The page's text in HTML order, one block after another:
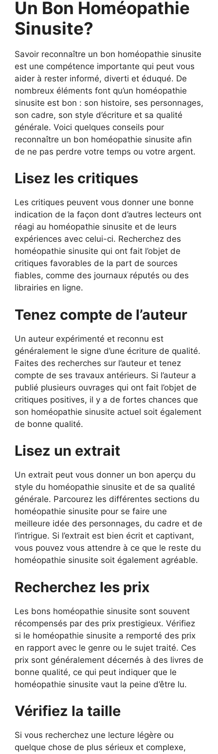
Un Bon Homéopathie
Sinusite?
Savoir reconnaître un bon homéopathie sinusite
est une compétence importante qui peut vous
aider à rester informé, diverti et éduqué. De
nombreux éléments font qu’un homéopathie
sinusite est bon : son histoire, ses personnages,
son cadre, son style d’écriture et sa qualité
générale. Voici quelques conseils pour
reconnaître un bon homéopathie sinusite afin
de ne pas perdre votre temps ou votre argent.
Lisez les critiques
Les critiques peuvent vous donner une bonne
indication de la façon dont d’autres lecteurs ont
réagi au homéopathie sinusite et de leurs
expériences avec celui-ci. Recherchez des
homéopathie sinusite qui ont fait l’objet de
critiques favorables de la part de sources
fiables, comme des journaux réputés ou des
librairies en ligne.
Tenez compte de l’auteur
Un auteur expérimenté et reconnu est
généralement le signe d’une écriture de qualité.
Faites des recherches sur l’auteur et tenez
compte de ses travaux antérieurs. Si l’auteur a
publié plusieurs ouvrages qui ont fait l’objet de
critiques positives, il y a de fortes chances que
son homéopathie sinusite actuel soit également
de bonne qualité.
Lisez un extrait
Un extrait peut vous donner un bon aperçu du
style du homéopathie sinusite et de sa qualité
générale. Parcourez les différentes sections du
homéopathie sinusite pour se faire une
meilleure idée des personnages, du cadre et de
l’intrigue. Si l’extrait est bien écrit et captivant,
vous pouvez vous attendre à ce que le reste du
homéopathie sinusite soit également agréable.
Recherchez les prix
Les bons homéopathie sinusite sont souvent
récompensés par des prix prestigieux. Vérifiez
si le homéopathie sinusite a remporté des prix
en rapport avec le genre ou le sujet traité. Ces
prix sont généralement décernés à des livres de
bonne qualité, ce qui peut indiquer que le
homéopathie sinusite vaut la peine d’être lu.
Vérifiez la taille
Si vous recherchez une lecture légère ou
quelque chose de plus sérieux et complexe,